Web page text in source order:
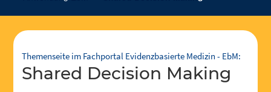
Themenseite im Fachportal Evidenzbasierte Medizin - EbM:
Shared Decision Making